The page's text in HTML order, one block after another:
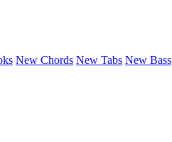
New Chords New Tabs New Bass